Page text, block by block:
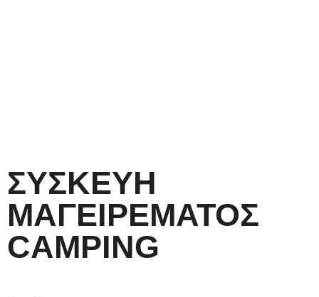
ΣΥΣΚΕΥΗ
ΜΑΓΕΙΡΕΜΑΤΟΣ
CAMPING